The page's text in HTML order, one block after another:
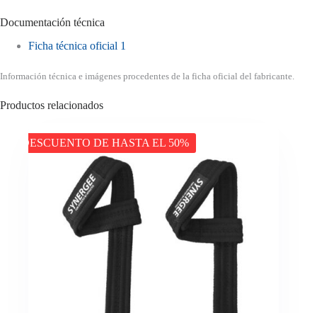
Documentación técnica
Ficha técnica oficial 1
Información técnica e imágenes procedentes de la ficha oficial del fabricante.
Productos relacionados
DESCUENTO DE HASTA EL 50%